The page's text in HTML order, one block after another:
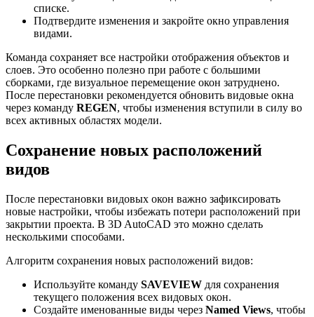
списке.
Подтвердите изменения и закройте окно управления
видами.
Команда сохраняет все настройки отображения объектов и
слоев. Это особенно полезно при работе с большими
сборками, где визуальное перемещение окон затруднено.
После перестановки рекомендуется обновить видовые окна
через команду REGEN, чтобы изменения вступили в силу во
всех активных областях модели.
Сохранение новых расположений
видов
После перестановки видовых окон важно зафиксировать
новые настройки, чтобы избежать потери расположений при
закрытии проекта. В 3D AutoCAD это можно сделать
несколькими способами.
Алгоритм сохранения новых расположений видов:
Используйте команду SAVEVIEW для сохранения
текущего положения всех видовых окон.
Создайте именованные виды через Named Views, чтобы